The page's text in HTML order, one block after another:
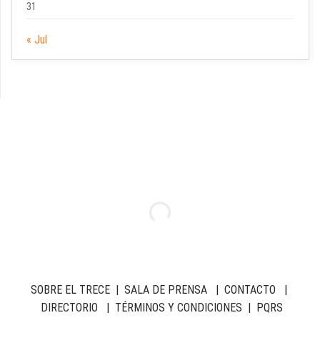
31
« Jul
SOBRE EL TRECE| SALA DE PRENSA| CONTACTO |
DIRECTORIO | TÉRMINOS Y CONDICIONES | PQRS